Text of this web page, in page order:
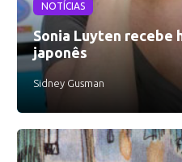
NOTÍCIAS
Sonia Luyten recebe
japonês
Sidney Gusman